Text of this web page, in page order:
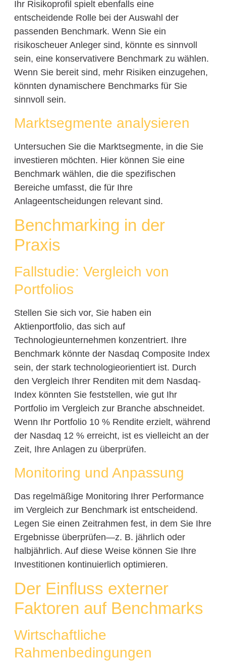
Ihr Risikoprofil spielt ebenfalls eine
entscheidende Rolle bei der Auswahl der
passenden Benchmark. Wenn Sie ein
risikoscheuer Anleger sind, könnte es sinnvoll
sein, eine konservativere Benchmark zu wählen.
Wenn Sie bereit sind, mehr Risiken einzugehen,
könnten dynamischere Benchmarks für Sie
sinnvoll sein.
Marktsegmente analysieren
Untersuchen Sie die Marktsegmente, in die Sie
investieren möchten. Hier können Sie eine
Benchmark wählen, die die spezifischen
Bereiche umfasst, die für Ihre
Anlageentscheidungen relevant sind.
Benchmarking in der
Praxis
Fallstudie: Vergleich von
Portfolios
Stellen Sie sich vor, Sie haben ein
Aktienportfolio, das sich auf
Technologieunternehmen konzentriert. Ihre
Benchmark könnte der Nasdaq Composite Index
sein, der stark technologieorientiert ist. Durch
den Vergleich Ihrer Renditen mit dem Nasdaq-
Index könnten Sie feststellen, wie gut Ihr
Portfolio im Vergleich zur Branche abschneidet.
Wenn Ihr Portfolio 10 % Rendite erzielt, während
der Nasdaq 12 % erreicht, ist es vielleicht an der
Zeit, Ihre Anlagen zu überprüfen.
Monitoring und Anpassung
Das regelmäßige Monitoring Ihrer Performance
im Vergleich zur Benchmark ist entscheidend.
Legen Sie einen Zeitrahmen fest, in dem Sie Ihre
Ergebnisse überprüfen—z. B. jährlich oder
halbjährlich. Auf diese Weise können Sie Ihre
Investitionen kontinuierlich optimieren.
Der Einfluss externer
Faktoren auf Benchmarks
Wirtschaftliche
Rahmenbedingungen